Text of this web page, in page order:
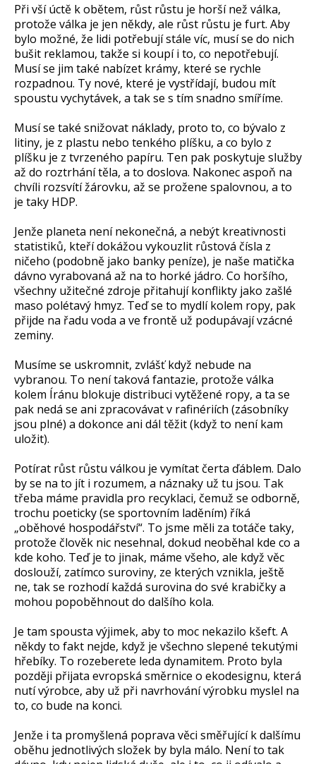
Při vší úctě k obětem, růst růstu je horší než válka,
protože válka je jen někdy, ale růst růstu je furt. Aby
bylo možné, že lidi potřebují stále víc, musí se do nich
bušit reklamou, takže si koupí i to, co nepotřebují.
Musí se jim také nabízet krámy, které se rychle
rozpadnou. Ty nové, které je vystřídají, budou mít
spoustu vychytávek, a tak se s tím snadno smíříme.
Musí se také snižovat náklady, proto to, co bývalo z
litiny, je z plastu nebo tenkého plíšku, a co bylo z
plíšku je z tvrzeného papíru. Ten pak poskytuje služby
až do roztrhání těla, a to doslova. Nakonec aspoň na
chvíli rozsvítí žárovku, až se prožene spalovnou, a to
je taky HDP.
Jenže planeta není nekonečná, a nebýt kreativnosti
statistiků, kteří dokážou vykouzlit růstová čísla z
ničeho (podobně jako banky peníze), je naše matička
dávno vyrabovaná až na to horké jádro. Co horšího,
všechny užitečné zdroje přitahují konflikty jako zašlé
maso polétavý hmyz. Teď se to mydlí kolem ropy, pak
přijde na řadu voda a ve frontě už podupávají vzácné
zeminy.
Musíme se uskromnit, zvlášť když nebude na
vybranou. To není taková fantazie, protože válka
kolem Íránu blokuje distribuci vytěžené ropy, a ta se
pak nedá se ani zpracovávat v rafinériích (zásobníky
jsou plné) a dokonce ani dál těžit (když to není kam
uložit).
Potírat růst růstu válkou je vymítat čerta ďáblem. Dalo
by se na to jít i rozumem, a náznaky už tu jsou. Tak
třeba máme pravidla pro recyklaci, čemuž se odborně,
trochu poeticky (se sportovním laděním) říká
„oběhové hospodářství“. To jsme měli za totáče taky,
protože člověk nic nesehnal, dokud neoběhal kde co a
kde koho. Teď je to jinak, máme všeho, ale když věc
doslouží, zatímco suroviny, ze kterých vznikla, ještě
ne, tak se rozhodí každá surovina do své krabičky a
mohou popoběhnout do dalšího kola.
Je tam spousta výjimek, aby to moc nekazilo kšeft. A
někdy to fakt nejde, když je všechno slepené tekutými
hřebíky. To rozeberete leda dynamitem. Proto byla
později přijata evropská směrnice o ekodesignu, která
nutí výrobce, aby už při navrhování výrobku myslel na
to, co bude na konci.
Jenže i ta promyšlená poprava věci směřující k dalšímu
oběhu jednotlivých složek by byla málo. Není to tak